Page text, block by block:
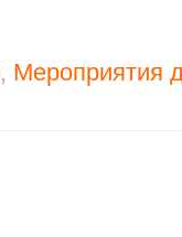
, Мероприятия